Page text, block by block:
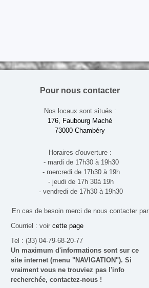
Pour nous contacter
Nos locaux sont situés :
176, Faubourg Maché
73000 Chambéry
Horaires d'ouverture :
- mardi de 17h30 à 19h30
- mercredi de 17h30 à 19h
- jeudi de 17h 30à 19h
- vendredi de 17h30 à 19h30
En cas de besoin merci de nous contacter par
Courriel : voir cette page
Tel : (33) 04-79-68-20-77
Un maximum d'informations sont sur ce
site internet (menu "NAVIGATION"). Si
vraiment vous ne trouviez pas l'info
recherchée, contactez-nous !